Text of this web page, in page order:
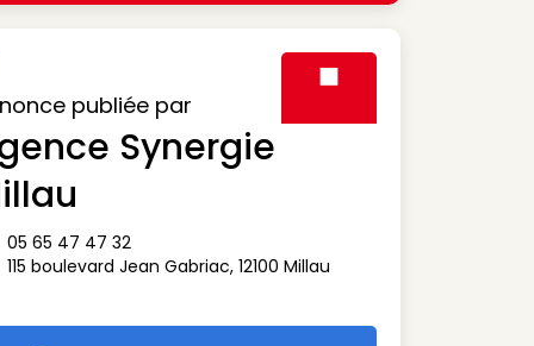
publiée par
Synergie
téléphone
05 65 47 47 32
adresse
115 boulevard Jean Gabriac, 12100 Millau